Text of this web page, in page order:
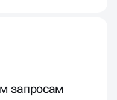
запросам